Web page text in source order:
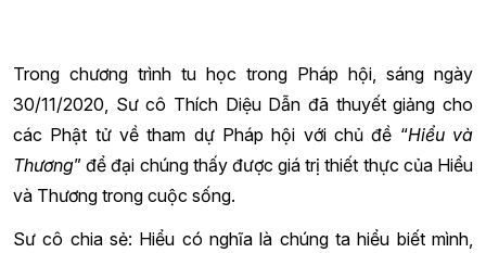
Trong chương trình tu học trong Pháp hội, sáng ngày
30/11/2020, Sư cô Thích Diệu Dẫn đã thuyết giảng cho
các Phật tử về tham dự Pháp hội với chủ đề “Hiểu và
Thương” để đại chúng thấy được giá trị thiết thực của Hiểu
và Thương trong cuộc sống.
Sư cô chia sẻ: Hiểu có nghĩa là chúng ta hiểu biết mình,